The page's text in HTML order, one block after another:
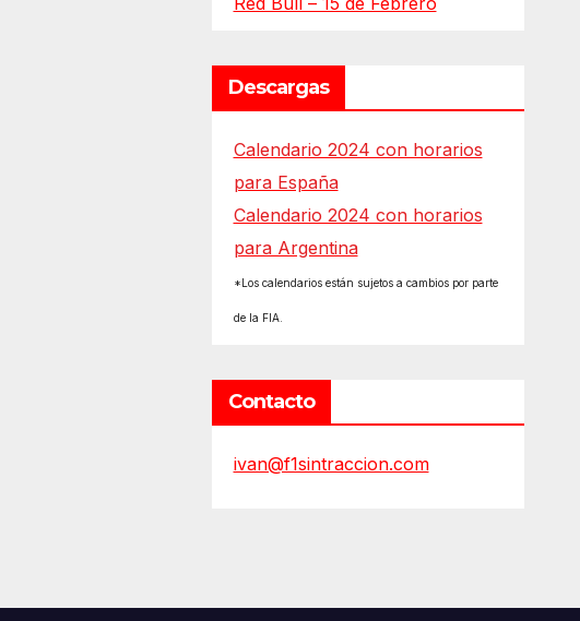
Descargas
Calendario 2024 con horarios
para España
Calendario 2024 con horarios
para Argentina
*Los calendarios están sujetos a cambios por parte
de la FIA.
Contacto
ivan@f1sintraccion.com